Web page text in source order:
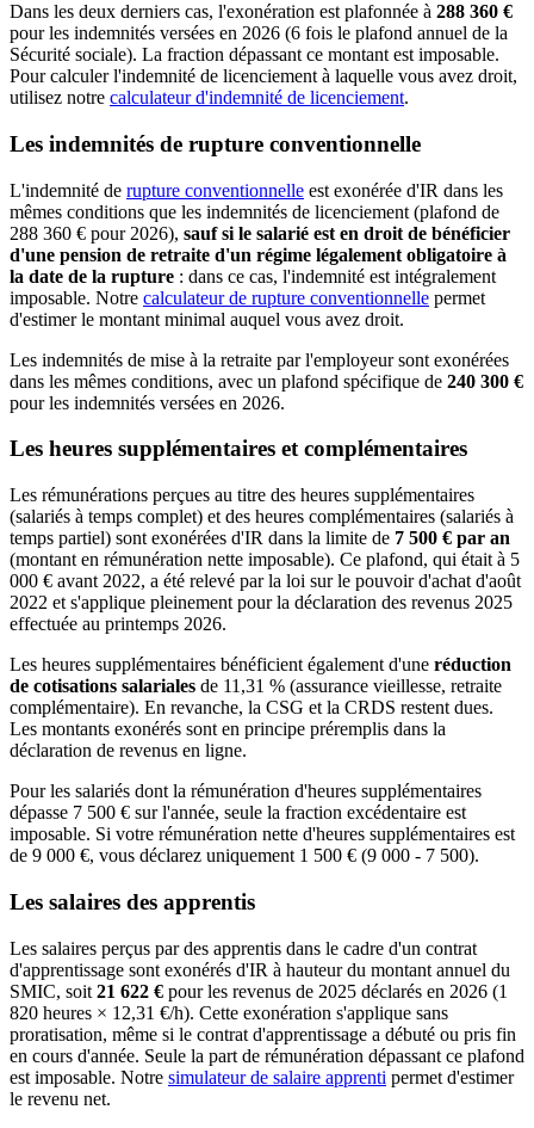
Dans les deux derniers cas, l'exonération est plafonnée à 288 360 €
pour les indemnités versées en 2026 (6 fois le plafond annuel de la
Sécurité sociale). La fraction dépassant ce montant est imposable.
Pour calculer l'indemnité de licenciement à laquelle vous avez droit,
utilisez notre calculateur d'indemnité de licenciement.
Les indemnités de rupture conventionnelle
L'indemnité de rupture conventionnelle est exonérée d'IR dans les
mêmes conditions que les indemnités de licenciement (plafond de
288 360 € pour 2026), sauf si le salarié est en droit de bénéficier
d'une pension de retraite d'un régime légalement obligatoire à
la date de la rupture : dans ce cas, l'indemnité est intégralement
imposable. Notre calculateur de rupture conventionnelle permet
d'estimer le montant minimal auquel vous avez droit.
Les indemnités de mise à la retraite par l'employeur sont exonérées
dans les mêmes conditions, avec un plafond spécifique de 240 300 €
pour les indemnités versées en 2026.
Les heures supplémentaires et complémentaires
Les rémunérations perçues au titre des heures supplémentaires
(salariés à temps complet) et des heures complémentaires (salariés à
temps partiel) sont exonérées d'IR dans la limite de 7 500 € par an
(montant en rémunération nette imposable). Ce plafond, qui était à 5
000 € avant 2022, a été relevé par la loi sur le pouvoir d'achat d'août
2022 et s'applique pleinement pour la déclaration des revenus 2025
effectuée au printemps 2026.
Les heures supplémentaires bénéficient également d'une réduction
de cotisations salariales de 11,31 % (assurance vieillesse, retraite
complémentaire). En revanche, la CSG et la CRDS restent dues.
Les montants exonérés sont en principe préremplis dans la
déclaration de revenus en ligne.
Pour les salariés dont la rémunération d'heures supplémentaires
dépasse 7 500 € sur l'année, seule la fraction excédentaire est
imposable. Si votre rémunération nette d'heures supplémentaires est
de 9 000 €, vous déclarez uniquement 1 500 € (9 000 - 7 500).
Les salaires des apprentis
Les salaires perçus par des apprentis dans le cadre d'un contrat
d'apprentissage sont exonérés d'IR à hauteur du montant annuel du
SMIC, soit 21 622 € pour les revenus de 2025 déclarés en 2026 (1
820 heures × 12,31 €/h). Cette exonération s'applique sans
proratisation, même si le contrat d'apprentissage a débuté ou pris fin
en cours d'année. Seule la part de rémunération dépassant ce plafond
est imposable. Notre simulateur de salaire apprenti permet d'estimer
le revenu net.